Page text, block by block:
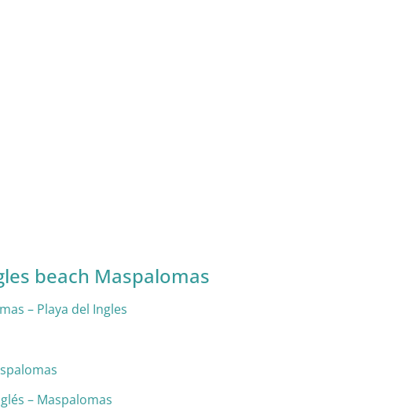
beach Maspalomas
– Playa del Ingles
– Maspalomas